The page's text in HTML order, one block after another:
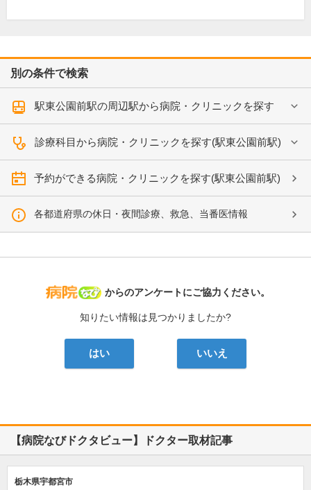
別の条件で検索
駅東公園前駅の周辺駅から病院・クリニックを探す
診療科目から病院・クリニックを探す(駅東公園前駅)
予約ができる病院・クリニックを探す(駅東公園前駅)
各都道府県の休日・夜間診療、救急、当番医情報
病院なび
からのアンケートにご協力ください。
知りたい情報は見つかりましたか?
はい いいえ
【病院なびドクタビュー】ドクター取材記事
栃木県宇都宮市